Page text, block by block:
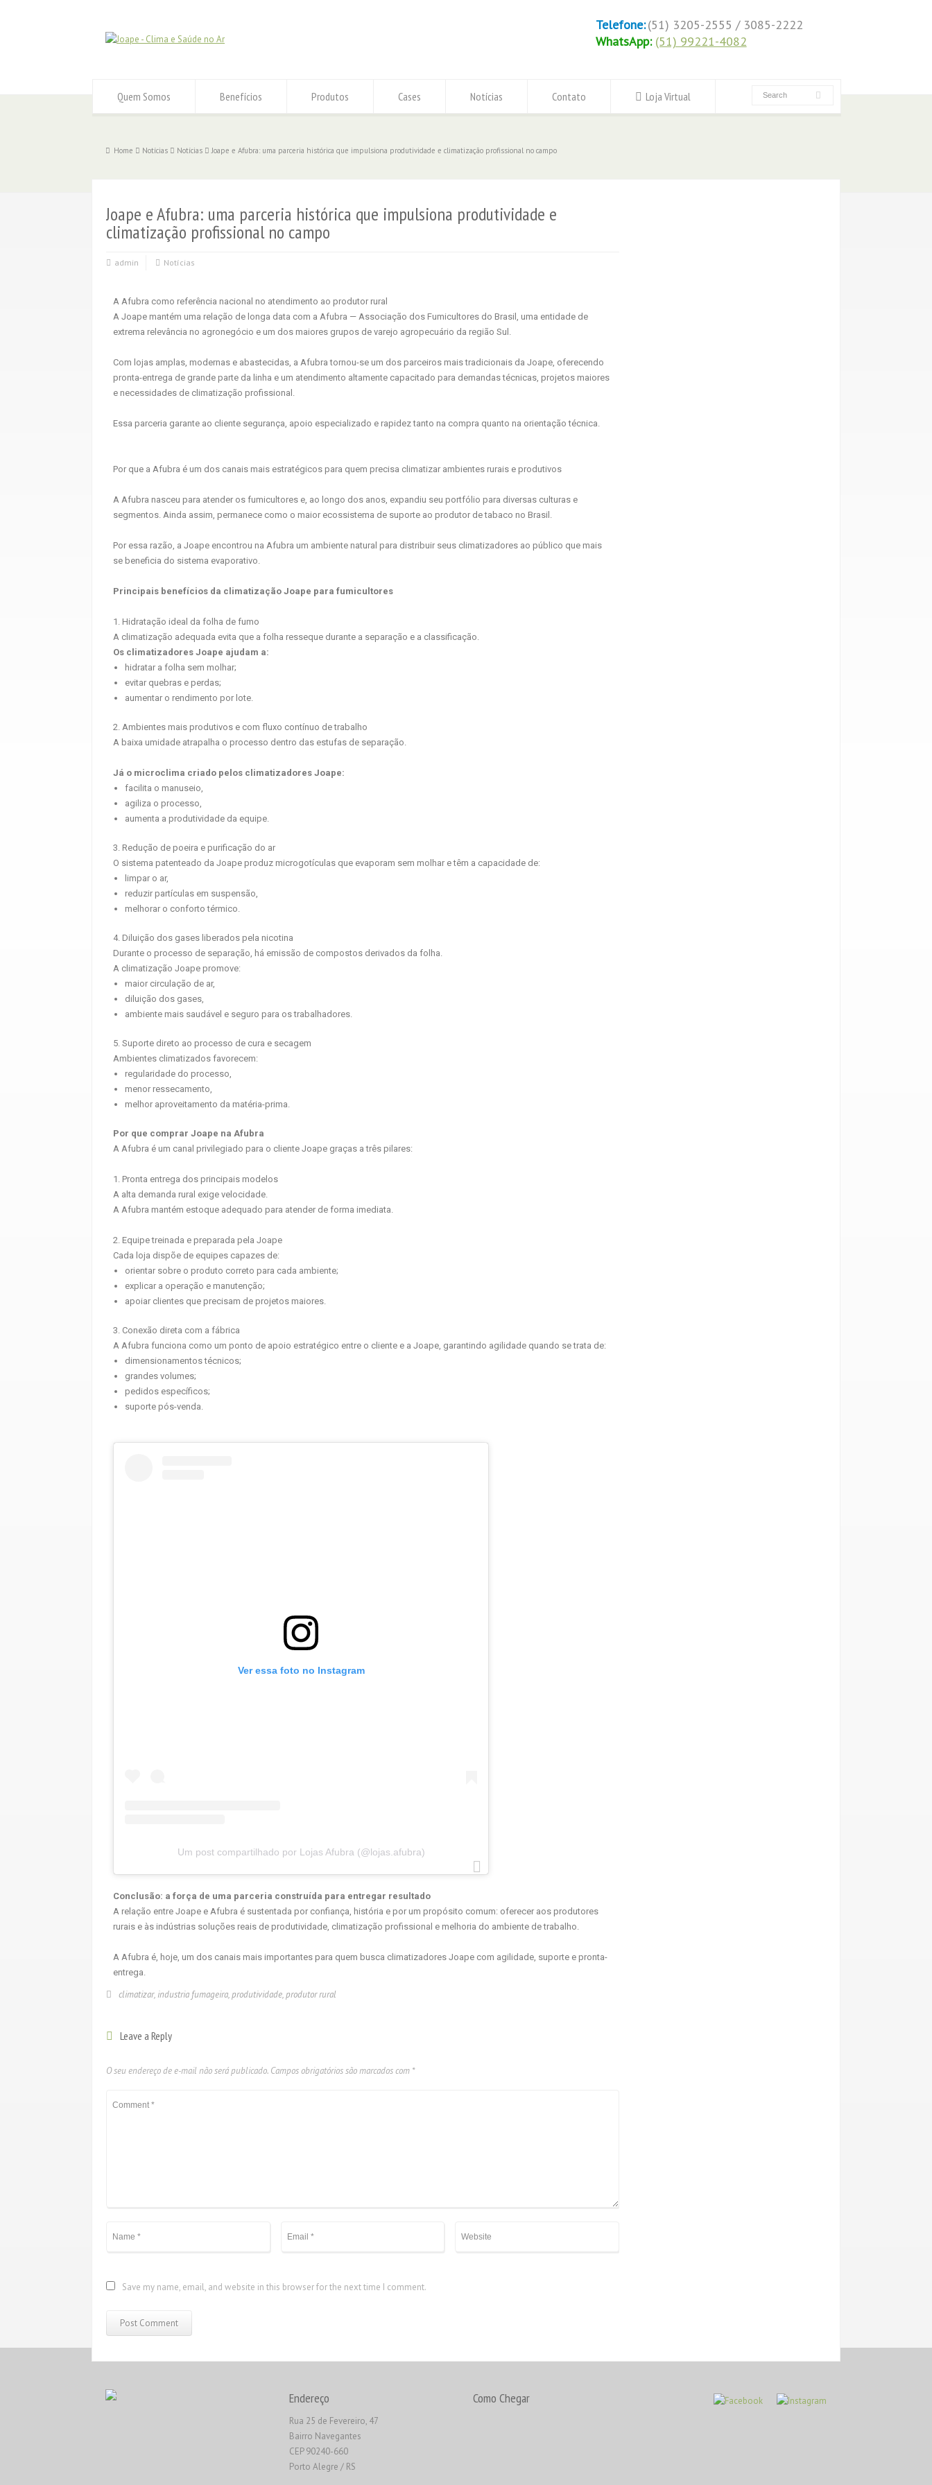
Telefone:(51) 3205-2555 / 3085-2222
WhatsApp: (51) 99221-4082
Quem Somos Benefícios Produtos Cases Notícias Contato Loja Virtual
Home Notícias Notícias Joape e Afubra: uma parceria histórica que impulsiona produtividade e climatização profissional no campo
Joape e Afubra: uma parceria histórica que impulsiona produtividade e
climatização profissional no campo
admin Notícias
A Afubra como referência nacional no atendimento ao produtor rural
A Joape mantém uma relação de longa data com a Afubra — Associação dos Fumicultores do Brasil, uma entidade de
extrema relevância no agronegócio e um dos maiores grupos de varejo agropecuário da região Sul.
Com lojas amplas, modernas e abastecidas, a Afubra tornou-se um dos parceiros mais tradicionais da Joape, oferecendo
pronta-entrega de grande parte da linha e um atendimento altamente capacitado para demandas técnicas, projetos maiores
e necessidades de climatização profissional.
Essa parceria garante ao cliente segurança, apoio especializado e rapidez tanto na compra quanto na orientação técnica.
Por que a Afubra é um dos canais mais estratégicos para quem precisa climatizar ambientes rurais e produtivos
A Afubra nasceu para atender os fumicultores e, ao longo dos anos, expandiu seu portfólio para diversas culturas e
segmentos. Ainda assim, permanece como o maior ecossistema de suporte ao produtor de tabaco no Brasil.
Por essa razão, a Joape encontrou na Afubra um ambiente natural para distribuir seus climatizadores ao público que mais
se beneficia do sistema evaporativo.
Principais benefícios da climatização Joape para fumicultores
1. Hidratação ideal da folha de fumo
A climatização adequada evita que a folha resseque durante a separação e a classificação.
Os climatizadores Joape ajudam a:
hidratar a folha sem molhar;
evitar quebras e perdas;
aumentar o rendimento por lote.
2. Ambientes mais produtivos e com fluxo contínuo de trabalho
A baixa umidade atrapalha o processo dentro das estufas de separação.
Já o microclima criado pelos climatizadores Joape:
facilita o manuseio,
agiliza o processo,
aumenta a produtividade da equipe.
3. Redução de poeira e purificação do ar
O sistema patenteado da Joape produz microgotículas que evaporam sem molhar e têm a capacidade de:
limpar o ar,
reduzir partículas em suspensão,
melhorar o conforto térmico.
4. Diluição dos gases liberados pela nicotina
Durante o processo de separação, há emissão de compostos derivados da folha.
A climatização Joape promove:
maior circulação de ar,
diluição dos gases,
ambiente mais saudável e seguro para os trabalhadores.
5. Suporte direto ao processo de cura e secagem
Ambientes climatizados favorecem:
regularidade do processo,
menor ressecamento,
melhor aproveitamento da matéria-prima.
Por que comprar Joape na Afubra
A Afubra é um canal privilegiado para o cliente Joape graças a três pilares:
1. Pronta entrega dos principais modelos
A alta demanda rural exige velocidade.
A Afubra mantém estoque adequado para atender de forma imediata.
2. Equipe treinada e preparada pela Joape
Cada loja dispõe de equipes capazes de:
orientar sobre o produto correto para cada ambiente;
explicar a operação e manutenção;
apoiar clientes que precisam de projetos maiores.
3. Conexão direta com a fábrica
A Afubra funciona como um ponto de apoio estratégico entre o cliente e a Joape, garantindo agilidade quando se trata de:
dimensionamentos técnicos;
grandes volumes;
pedidos específicos;
suporte pós-venda.
Ver essa foto no Instagram
Um post compartilhado por Lojas Afubra (@lojas.afubra)
Conclusão: a força de uma parceria construída para entregar resultado
A relação entre Joape e Afubra é sustentada por confiança, história e por um propósito comum: oferecer aos produtores
rurais e às indústrias soluções reais de produtividade, climatização profissional e melhoria do ambiente de trabalho.
A Afubra é, hoje, um dos canais mais importantes para quem busca climatizadores Joape com agilidade, suporte e pronta-
entrega.
climatizar, industria fumageira,produtividade,produtor rural
Leave a Reply
O seu endereço de e-mail não será publicado. Campos obrigatórios são marcados com *
Save my name, email, and website in this browser for the next time I comment.
Endereço
Rua 25 de Fevereiro, 47
Bairro Navegantes
CEP 90240-660
Porto Alegre / RS
Como Chegar